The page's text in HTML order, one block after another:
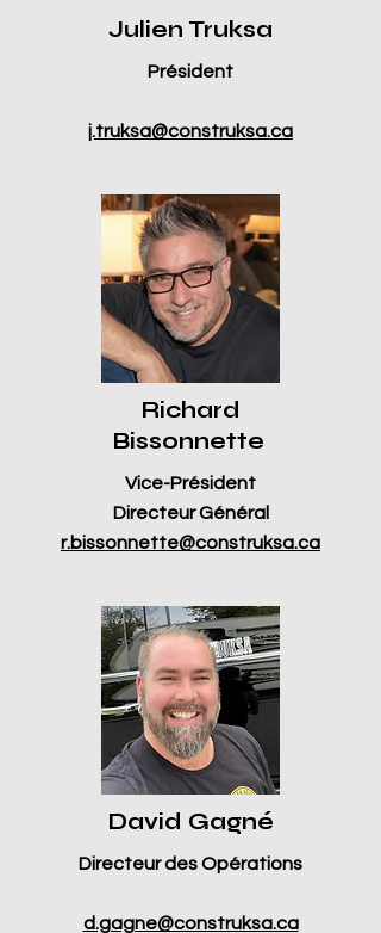
Julien Truksa
Président
j.truksa@construksa.ca
Richard
Bissonnette
Vice-Président
Directeur Général
r.bissonnette@construksa.ca
David Gagné
Directeur des Opérations
d.gagne@construksa.ca